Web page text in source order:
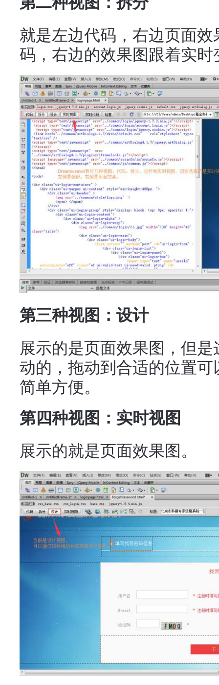
就是左边代码，右边页面
码，右边的效果图跟着实时
第三种视图：设计
展示的是页面效果图，但
动的，拖动到合适的位置
简单方便。
第四种视图：实时视图
展示的就是页面效果图。